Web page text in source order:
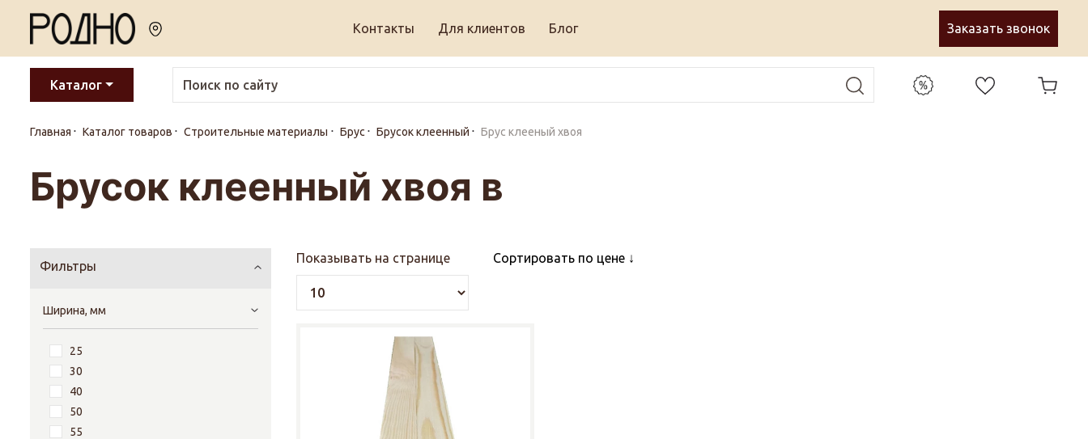
Контакты Для клиентов Блог Заказать звонок
Каталог
Главная Каталог товаров Строительные материалы Брус Брусок клеенный Брус клееный хвоя
Брусок клеенный хвоя в
Фильтры
Ширина, мм
25
30
40
50
55
Показывать на странице Сортировать по цене